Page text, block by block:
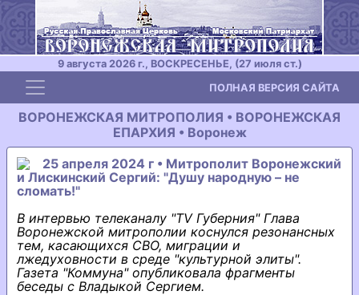
9 августа 2026 г., ВОСКРЕСЕНЬЕ, (27 июля ст.)
Toggle navigation ПОЛНАЯ ВЕРСИЯ САЙТА
ВОРОНЕЖСКАЯ МИТРОПОЛИЯ • ВОРОНЕЖСКАЯ
ЕПАРХИЯ • Воронеж
25 апреля 2024 г • Митрополит Воронежский
и Лискинский Сергий: "Душу народную – не
сломать!"
В интервью телеканалу "TV Губерния" Глава
Воронежской митрополии коснулся резонансных
тем, касающихся СВО, миграции и
лжедуховности в среде "культурной элиты".
Газета "Коммуна" опубликовала фрагменты
беседы с Владыкой Сергием.